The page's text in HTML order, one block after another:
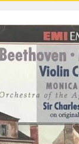
[全店]